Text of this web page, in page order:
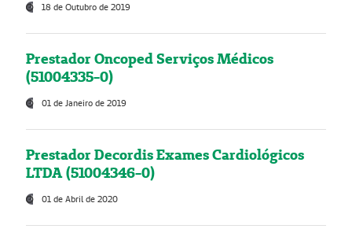
18 de Outubro de 2019
Prestador Oncoped Serviços Médicos
(51004335-0)
01 de Janeiro de 2019
Prestador Decordis Exames Cardiológicos
LTDA (51004346-0)
01 de Abril de 2020